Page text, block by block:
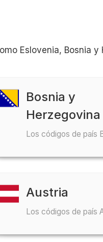
Eslovenia, Bosnia y
Bosnia y
Herzegovina
Los códigos de país
Austria
Los códigos de país